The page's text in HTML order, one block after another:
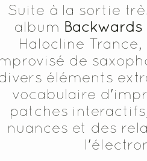
Suite à la sortie
album Backwards
Halocline
de
éléments
vocabulaire
patches
nuances et des